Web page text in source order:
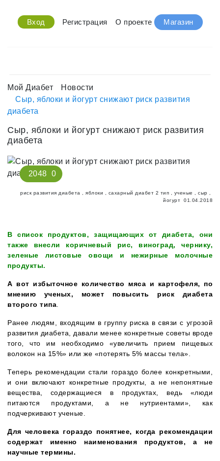
Вход Регистрация О проекте Магазин
Мой Диабет
Новости
Сыр, яблоки и йогурт снижают риск развития
диабета
Сыр, яблоки и йогурт снижают риск развития
диабета
2048 0
риск развития диабета яблоки сахарный диабет 2 тип ученые сыр
йогурт
01.04.2018
В список продуктов, защищающих от диабета, они
также внесли коричневый рис, виноград, чернику,
зеленые листовые овощи и нежирные молочные
продукты.
А вот избыточное количество мяса и картофеля, по
мнению ученых, может повысить риск диабета
второго типа
Ранее людям, входящим в группу риска в связи с угрозой
развития диабета, давали менее конкретные советы вроде
того, что им необходимо «увеличить прием пищевых
волокон на 15%» или же «потерять 5% массы тела».
Теперь рекомендации стали гораздо более конкретными,
и они включают конкретные продукты, а не непонятные
вещества, содержащиеся в продуктах, ведь «люди
питаются продуктами, а не нутриентами», как
подчеркивают ученые.
Для человека гораздо понятнее, когда рекомендации
содержат именно наименования продуктов, а не
научные термины.